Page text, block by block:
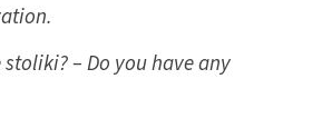
– Do you have any